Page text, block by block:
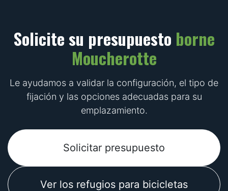
Solicite su presupuesto borne
Moucherotte
Le ayudamos a validar la configuración, el tipo de
fijación y las opciones adecuadas para su
emplazamiento.
Solicitar presupuesto
Ver los refugios para bicicletas